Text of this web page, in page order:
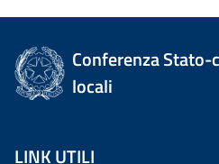
Conferenza
locali
LINK UTILI